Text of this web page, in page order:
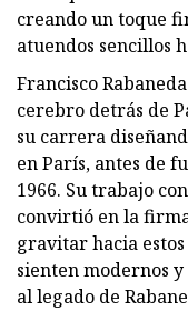
creando un toque
atuendos sencillos
Francisco
cerebro detrás de
su carrera
en París, antes de
1966. Su trabajo
convirtió en la
gravitar hacia
sienten modernos
al legado de